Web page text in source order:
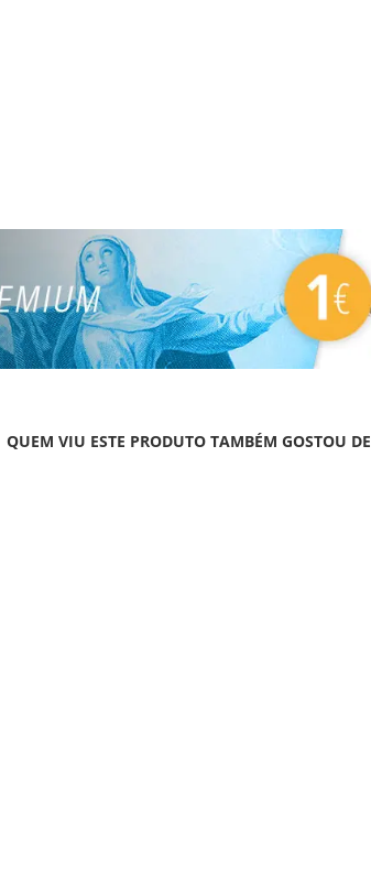
QUEM VIU ESTE PRODUTO TAMBÉM GOSTOU DE